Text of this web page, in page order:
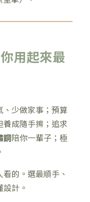
用起來最
、少做家事；預算
養成隨手擦；追求
鋼陪你一輩子；極
的。選最順手、
計。